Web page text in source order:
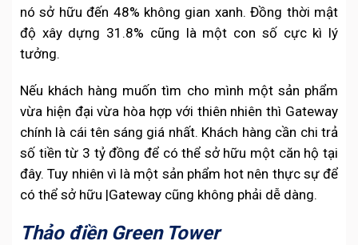
nó sở hữu đến 48% không gian xanh. Đồng thời mật
độ xây dựng 31.8% cũng là một con số cực kì lý
tưởng.
Nếu khách hàng muốn tìm cho mình một sản phẩm
vừa hiện đại vừa hòa hợp với thiên nhiên thì Gateway
chính là cái tên sáng giá nhất. Khách hàng cần chi trả
số tiền từ 3 tỷ đồng để có thể sở hữu một căn hộ tại
đây. Tuy nhiên vì là một sản phẩm hot nên thực sự để
có thể sở hữu |Gateway cũng không phải dễ dàng.
Thảo điền Green Tower